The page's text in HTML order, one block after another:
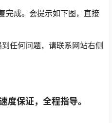
完成。会提示如下图，直接
任何问题，请联系网站右侧
度保证，全程指导。